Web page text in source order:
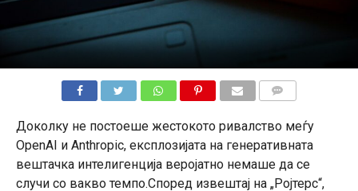
Доколку не постоеше жестокото ривалство меѓу
OpenAI и Anthropic, експлозијата на генеративната
вештачка интелигенција веројатно немаше да се
случи со вакво темпо.Според извештај на „Ројтерс“,